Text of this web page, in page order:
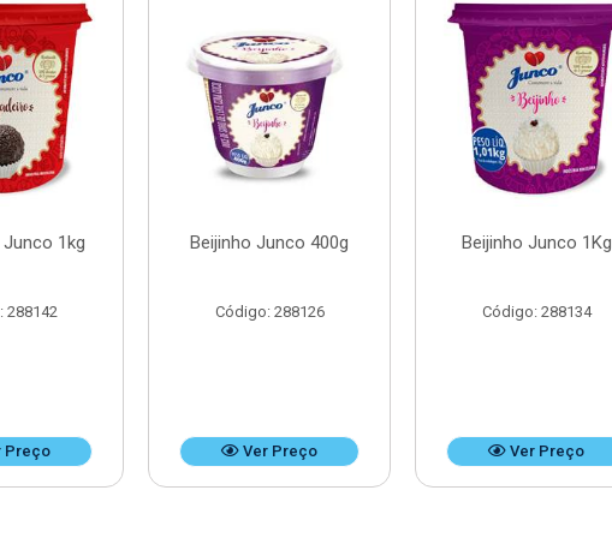
1kg
288142
Preço
Beijinho Junco 400g
Código: 288126
Ver Preço
Beijinho Junco 1Kg
Código: 288134
Ver Preço